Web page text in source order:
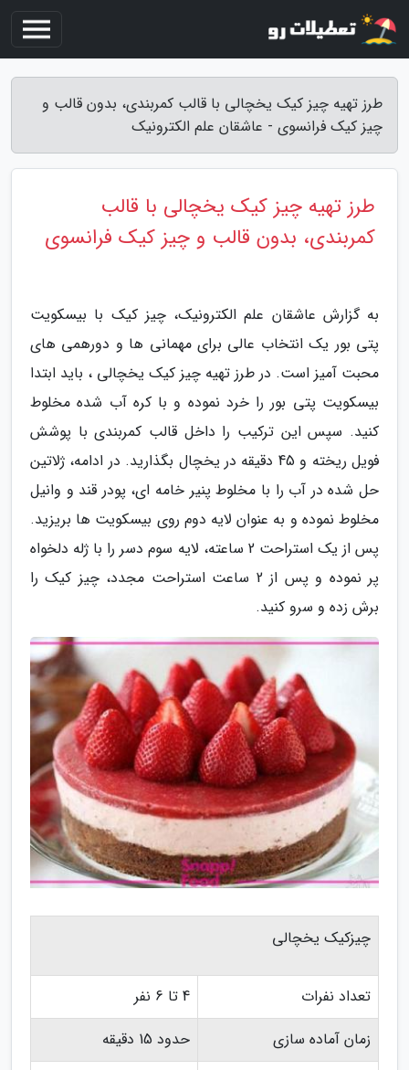
طرز تهیه چیز کیک یخچالی با قالب کمربندی، بدون قالب و
چیز کیک فرانسوی - عاشقان علم الکترونیک
طرز تهیه چیز کیک یخچالی با قالب
کمربندی، بدون قالب و چیز کیک فرانسوی
به گزارش عاشقان علم الکترونیک، چیز کیک با بیسکویت
پتی بور یک انتخاب عالی برای مهمانی ها و دورهمی های
محبت آمیز است. در طرز تهیه چیز کیک یخچالی ، باید ابتدا
بیسکویت پتی بور را خرد نموده و با کره آب شده مخلوط
کنید. سپس این ترکیب را داخل قالب کمربندی با پوشش
فویل ریخته و 45 دقیقه در یخچال بگذارید. در ادامه، ژلاتین
حل شده در آب را با مخلوط پنیر خامه ای، پودر قند و وانیل
مخلوط نموده و به عنوان لایه دوم روی بیسکویت ها بریزید.
پس از یک استراحت 2 ساعته، لایه سوم دسر را با ژله دلخواه
پر نموده و پس از 2 ساعت استراحت مجدد، چیز کیک را
برش زده و سرو کنید.
چیزکیک یخچالی
تعداد نفرات
4 تا 6 نفر
زمان آماده سازی
حدود 15 دقیقه